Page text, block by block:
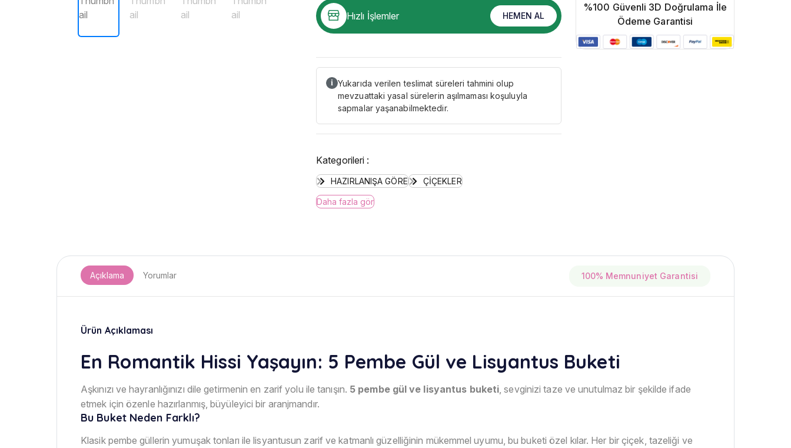
Hızlı İşlemler HEMEN AL
i Yukarıda verilen teslimat süreleri tahmini olup
mevzuattaki yasal sürelerin aşılmaması koşuluyla
sapmalar yaşanabilmektedir.
Kategorileri :
HAZIRLANIŞA GÖRE ÇİÇEKLER
Daha fazla gör
%100 Güvenli 3D Doğrulama İle
Ödeme Garantisi
Açıklama Yorumlar 100% Memnuniyet Garantisi
Ürün Açıklaması
En Romantik Hissi Yaşayın: 5 Pembe Gül ve Lisyantus Buketi
Aşkınızı ve hayranlığınızı dile getirmenin en zarif yolu ile tanışın. 5 pembe gül ve lisyantus buketi , sevginizi taze ve unutulmaz bir şekilde ifade
etmek için özenle hazırlanmış, büyüleyici bir aranjmandır.
Bu Buket Neden Farklı?
Klasik pembe güllerin yumuşak tonları ile lisyantusun zarif ve katmanlı güzelliğinin mükemmel uyumu, bu buketi özel kılar. Her bir çiçek, tazeliği ve